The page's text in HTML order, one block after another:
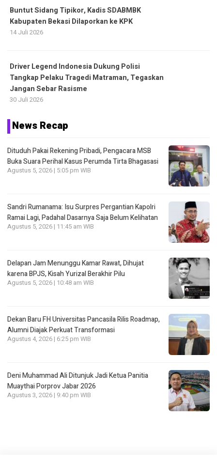
Buntut Sidang Tipikor, Kadis SDABMBK
Kabupaten Bekasi Dilaporkan ke KPK
14 Juli 2026
Driver Legend Indonesia Dukung Polisi
Tangkap Pelaku Tragedi Matraman, Tegaskan
Jangan Sebar Rasisme
30 Juli 2026
News Recap
Dituduh Pakai Rekening Pribadi, Pengacara MSB
Buka Suara Perihal Kasus Perumda Tirta Bhagasasi
Agustus 5, 2026 | 5:05 pm WIB
Sandri Rumanama: Isu Surpres Pergantian Kapolri
Ramai Lagi, Padahal Dasarnya Saja Belum Kelihatan
Agustus 5, 2026 | 11:45 am WIB
Delapan Jam Menunggu Kamar Rawat, Dihujat
karena BPJS, Kisah Yurizal Berakhir Pilu
Agustus 5, 2026 | 10:48 am WIB
Dekan Baru FH Universitas Pancasila Rilis Roadmap,
Alumni Diajak Perkuat Transformasi
Agustus 4, 2026 | 6:25 pm WIB
Deni Muhammad Ali Ditunjuk Jadi Ketua Panitia
Muaythai Porprov Jabar 2026
Agustus 3, 2026 | 9:40 pm WIB